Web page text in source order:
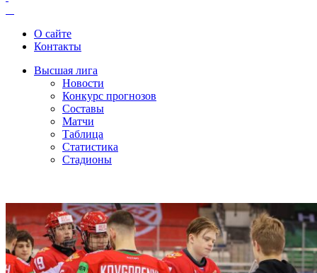
О сайте
Контакты
Высшая лига
Новости
Конкурс прогнозов
Составы
Матчи
Таблица
Статистика
Стадионы